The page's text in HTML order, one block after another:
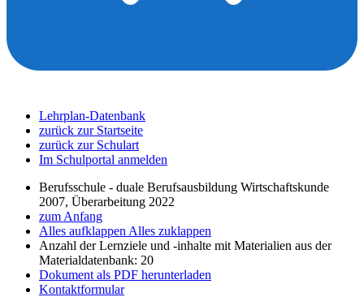
Lehrplan-Datenbank
zurück zur Startseite
zurück zur Schulart
Im Schulportal anmelden
Berufsschule - duale Berufsausbildung Wirtschaftskunde
2007, Überarbeitung 2022
zum Anfang
Alles aufklappen Alles zuklappen
Anzahl der Lernziele und -inhalte mit Materialien aus der
Materialdatenbank: 20
Dokument als PDF herunterladen
Kontaktformular